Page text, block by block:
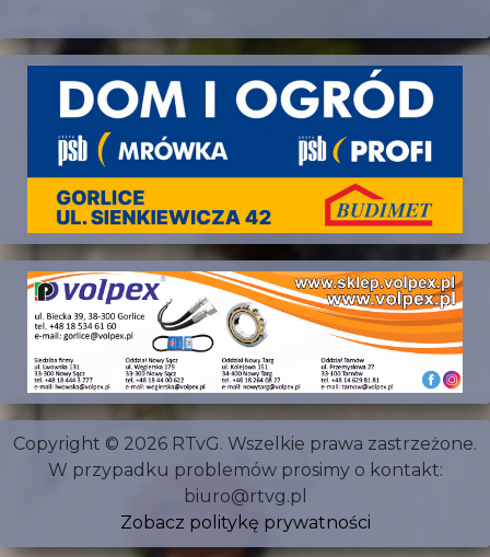
Copyright © 2026 RTvG. Wszelkie prawa zastrzeżone.
W przypadku problemów prosimy o kontakt:
biuro@rtvg.pl
Zobacz politykę prywatności